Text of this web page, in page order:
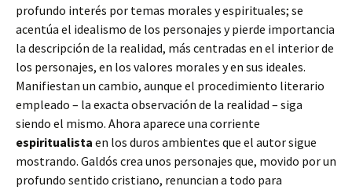
profundo interés por temas morales y espirituales; se
acentúa el idealismo de los personajes y pierde importancia
la descripción de la realidad, más centradas en el interior de
los personajes, en los valores morales y en sus ideales.
Manifiestan un cambio, aunque el procedimiento literario
empleado – la exacta observación de la realidad – siga
siendo el mismo. Ahora aparece una corriente
espiritualista en los duros ambientes que el autor sigue
mostrando. Galdós crea unos personajes que, movido por un
profundo sentido cristiano, renuncian a todo para